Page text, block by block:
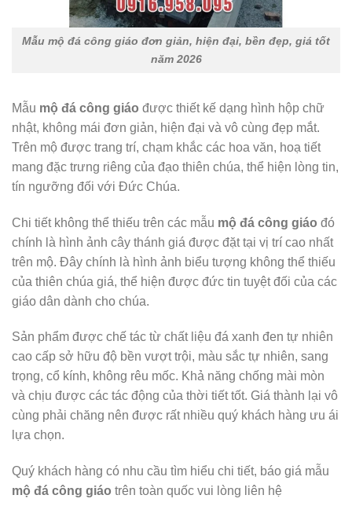
Mẫu mộ đá công giáo đơn giản, hiện đại, bền đẹp, giá tốt
năm 2026
Mẫu mộ đá công giáo được thiết kế dạng hình hộp chữ
nhật, không mái đơn giản, hiện đại và vô cùng đẹp mắt.
Trên mộ được trang trí, chạm khắc các hoa văn, hoạ tiết
mang đặc trưng riêng của đạo thiên chúa, thể hiện lòng tin,
tín ngưỡng đối với Đức Chúa.
Chi tiết không thể thiếu trên các mẫu mộ đá công giáo đó
chính là hình ảnh cây thánh giá được đặt tại vị trí cao nhất
trên mộ. Đây chính là hình ảnh biểu tượng không thể thiếu
của thiên chúa giá, thể hiện được đức tin tuyệt đối của các
giáo dân dành cho chúa.
Sản phẩm được chế tác từ chất liệu đá xanh đen tự nhiên
cao cấp sở hữu độ bền vượt trội, màu sắc tự nhiên, sang
trọng, cổ kính, không rêu mốc. Khả năng chống mài mòn
và chịu được các tác động của thời tiết tốt. Giá thành lại vô
cùng phải chăng nên được rất nhiều quý khách hàng ưu ái
lựa chọn.
Quý khách hàng có nhu cầu tìm hiểu chi tiết, báo giá mẫu
mộ đá công giáo trên toàn quốc vui lòng liên hệ